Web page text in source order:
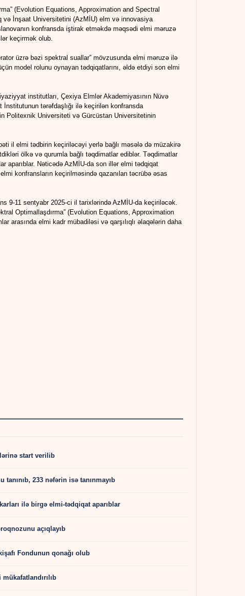
(Evolution Equations, Approximation and Spectral
və İnşaat Universitetini (AzMİU) elm və innovasiya
konfransda iştirak etməkdə məqsədi elmi məruzə
keçirmək olub.
üzrə bəzi spektral suallar” mövzusunda elmi məruzə ilə
model rolunu oynayan tədqiqatlarını, əldə etdiyi son elmi
institutları, Çexiya Elmlər Akademiyasının Nüvə
tərəfdaşlığı ilə keçirilən konfransda
Politexnik Universiteti və Gürcüstan Universitetinin
il elmi tədbirin keçiriləcəyi yerlə bağlı məsələ də müzakirə
ölkə və qurumla bağlı təqdimatlar ediblər. Təqdimatlar
aparıblar. Nəticədə AzMİU-da son illər elmi tədqiqat
konfransların keçirilməsində qazanılan təcrübə əsas
9-11 sentyabr 2025-ci il tarixlərində AzMİU-da keçiriləcək.
Optimallaşdırma” (Evolution Equations, Approximation
arasında elmi kadr mübadiləsi və qarşılıqlı əlaqələrin daha
start verilib
233 nəfərin isə tanınmayıb
ilə birgə elmi-tədqiqat aparıblar
açıqlayıb
Fondunun qonağı olub